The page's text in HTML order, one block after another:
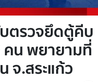
ตรวจยึดตู้คีบ
น พยายามที่
จ.สระแก้ว